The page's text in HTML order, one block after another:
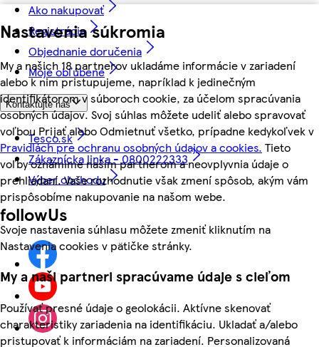
Nastavenia súkromia
My a našich 18 partnerov ukladáme informácie v zariadení
alebo k nim pristupujeme, napríklad k jedinečným
identifikátorom v súboroch cookie, za účelom spracúvania
osobných údajov. Svoj súhlas môžete udeliť alebo spravovať
voľbou Prijať alebo Odmietnuť všetko, prípadne kedykoľvek v
Pravidlách pre ochranu osobných údajov a cookies. Tieto
voľby oznámime našim partnerom a neovplyvnia údaje o
prehliadaní. Vaše rozhodnutie však zmení spôsob, akým vám
prispôsobíme nakupovanie na našom webe.
Svoje nastavenia súhlasu môžete zmeniť kliknutím na
Nastavenia cookies v pätičke stránky.
My a naši partneri spracúvame údaje s cieľom
Používať presné údaje o geolokácii. Aktívne skenovať
charakteristiky zariadenia na identifikáciu. Ukladať a/alebo
pristupovať k informáciám na zariadení. Personalizovaná
Ako nakupovať
Registrácia
Objednanie doručenia
Moje obľúbené
Kontaktujte nás
Tesco.sk
Zákaznícka linka - 0800222333
Výber obchodu
followUs